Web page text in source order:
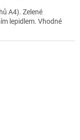
A4). Zelené
lepidlem. Vhodné